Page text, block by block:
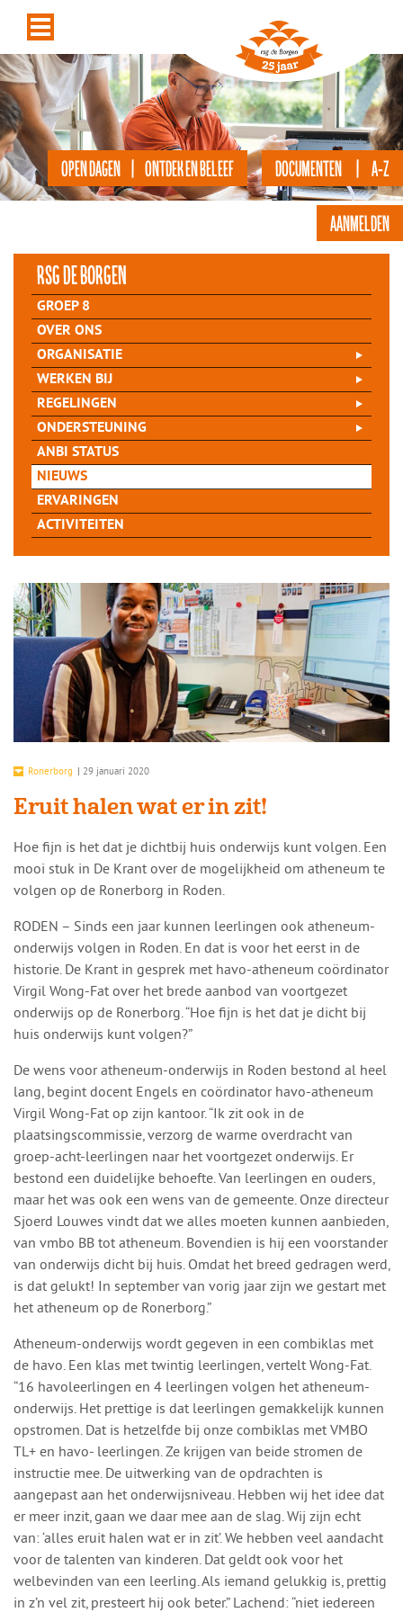
DOCUMENTEN | A-Z
OPEN DAGEN | ONTDEK EN BELEEF
AANMELDEN
rsg de Borgen
GROEP 8
OVER ONS
ORGANISATIE
WERKEN BIJ
REGELINGEN
ONDERSTEUNING
ANBI STATUS
NIEUWS
ERVARINGEN
ACTIVITEITEN
Ronerborg | 29 januari 2020
Eruit halen wat er in zit!
​​Hoe fijn is het dat je dichtbij huis onderwijs kunt volgen. Een
mooi stuk in De Krant over de mogelijkheid om atheneum te
volgen op de Ronerborg in Roden.
RODEN – Sinds een jaar kunnen leerlingen ook atheneum-
onderwijs volgen in Roden. En dat is voor het eerst in de
historie. De Krant in gesprek met havo-atheneum coördinator
Virgil Wong-Fat over het brede aanbod van voortgezet
onderwijs op de Ronerborg. “Hoe fijn is het dat je dicht bij
huis onderwijs kunt volgen?”
De wens voor atheneum-onderwijs in Roden bestond al heel
lang, begint docent Engels en coördinator havo-atheneum
Virgil Wong-Fat op zijn kantoor. “Ik zit ook in de
plaatsingscommissie, verzorg de warme overdracht van
groep-acht-leerlingen naar het voortgezet onderwijs. Er
bestond een duidelijke behoefte. Van leerlingen en ouders,
maar het was ook een wens van de gemeente. Onze directeur
Sjoerd Louwes vindt dat we alles moeten kunnen aanbieden,
van vmbo BB tot atheneum. Bovendien is hij een voorstander
van onderwijs dicht bij huis. Omdat het breed gedragen werd,
is dat gelukt! In september van vorig jaar zijn we gestart met
het atheneum op de Ronerborg.”
Atheneum-onderwijs wordt gegeven in een combiklas met
de havo. Een klas met twintig leerlingen, vertelt Wong-Fat.
“16 havoleerlingen en 4 leerlingen volgen het atheneum-
onderwijs. Het prettige is dat leerlingen gemakkelijk kunnen
opstromen. Dat is hetzelfde bij onze combiklas met VMBO
TL+ en havo- leerlingen. Ze krijgen van beide stromen de
instructie mee. De uitwerking van de opdrachten is
aangepast aan het onderwijsniveau. Hebben wij het idee dat
er meer inzit, gaan we daar mee aan de slag. Wij zijn echt
van: ‘alles eruit halen wat er in zit’. We hebben veel aandacht
voor de talenten van kinderen. Dat geldt ook voor het
welbevinden van een leerling. Als iemand gelukkig is, prettig
in z’n vel zit, presteert hij ook beter.” Lachend: “niet iedereen